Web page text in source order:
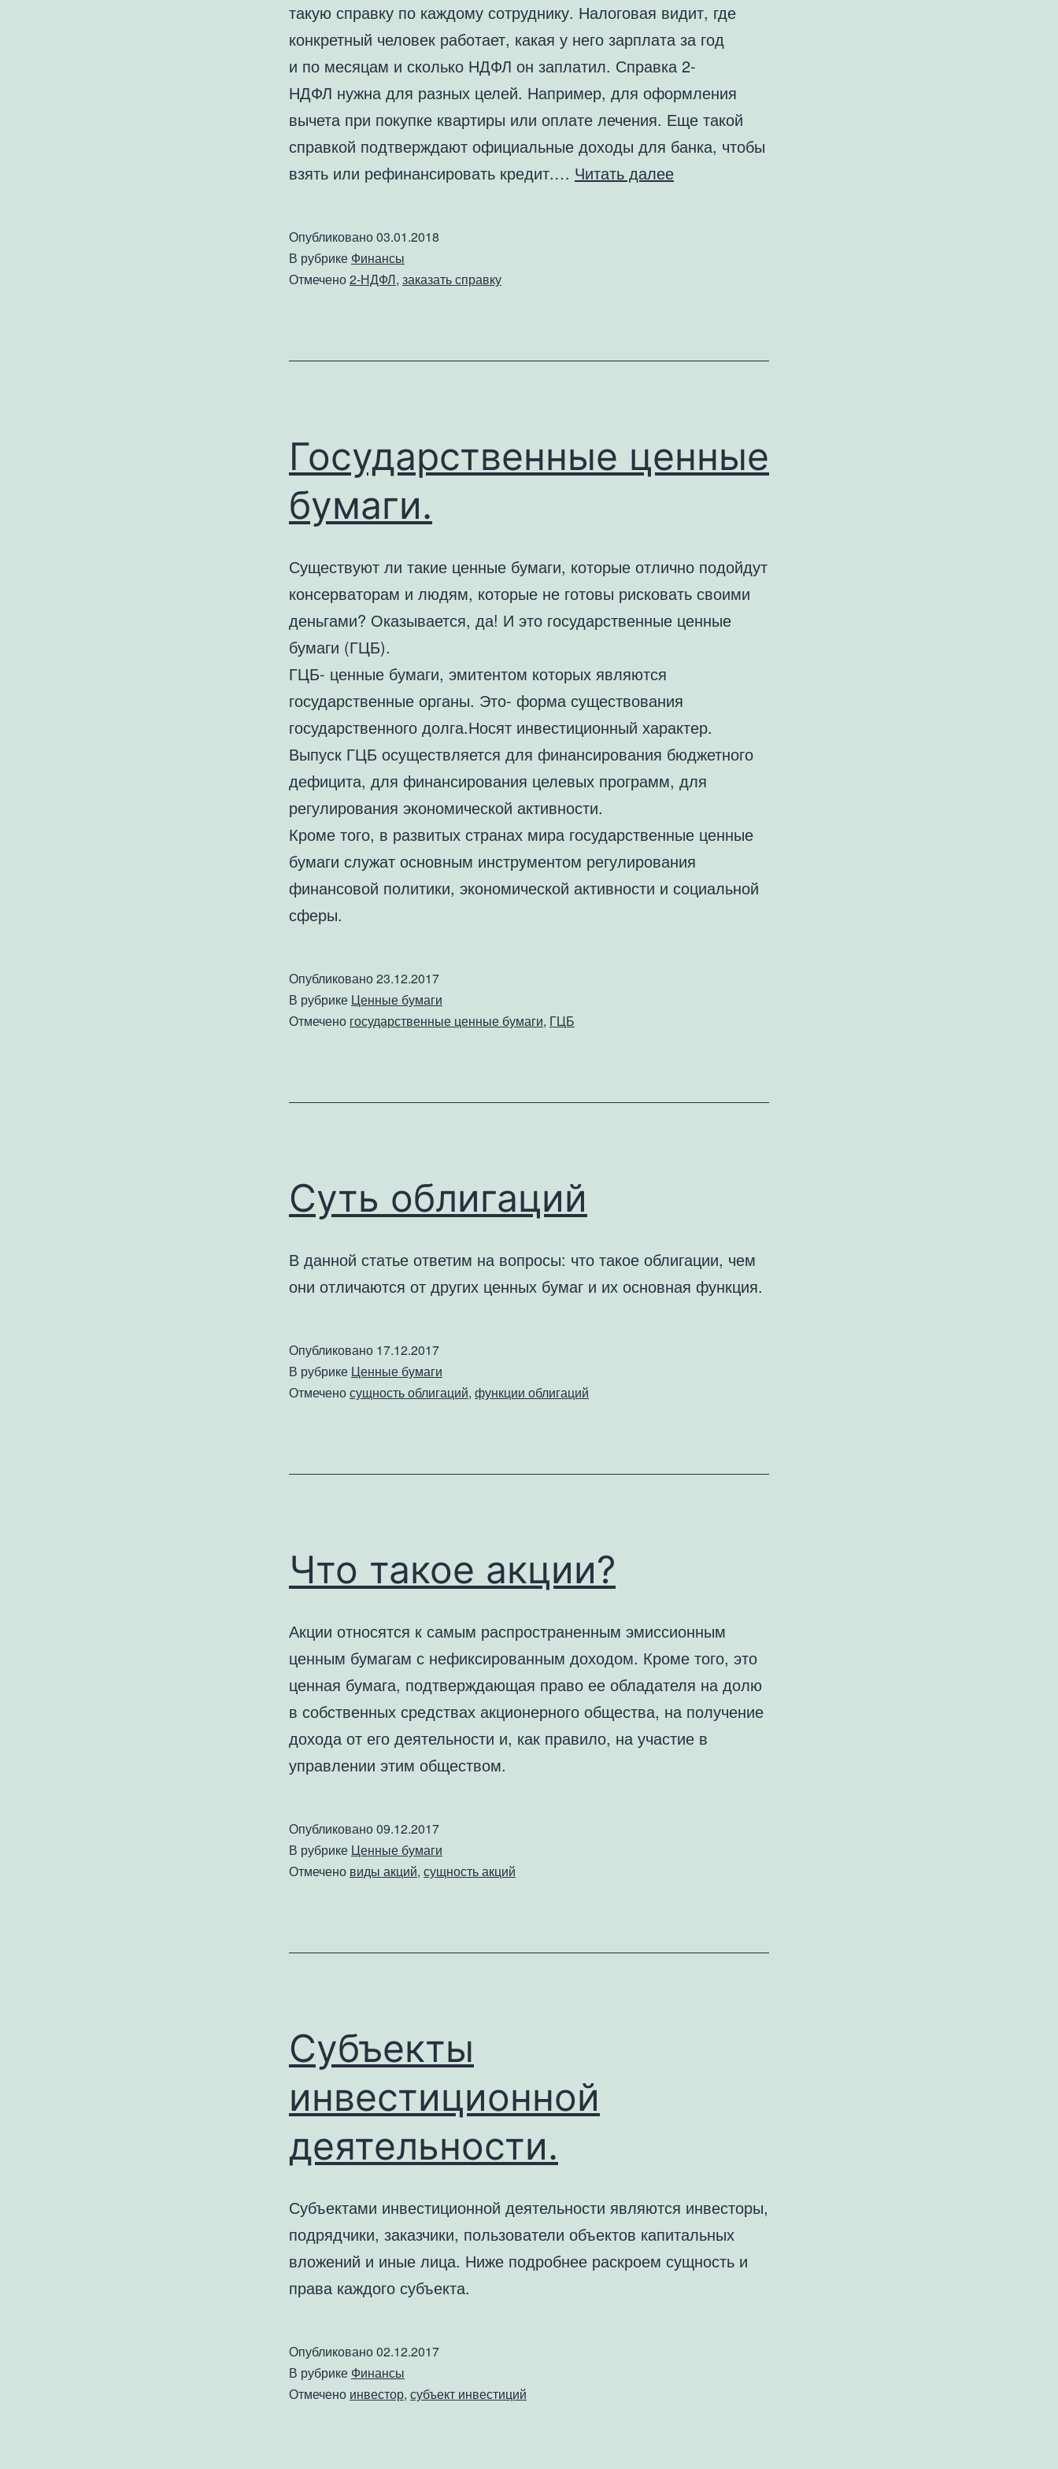
такую справку по каждому сотруднику. Налоговая видит, где
конкретный человек работает, какая у него зарплата за год
и по месяцам и сколько НДФЛ он заплатил. Справка 2-
НДФЛ нужна для разных целей. Например, для оформления
вычета при покупке квартиры или оплате лечения. Еще такой
справкой подтверждают официальные доходы для банка, чтобы
взять или рефинансировать кредит.… Читать далееСправка
Опубликовано03.01.2018
В рубрике Финансы
Отмечено2-НДФЛ, заказать справку
Государственные ценные
бумаги.
Существуют ли такие ценные бумаги, которые отлично подойдут
консерваторам и людям, которые не готовы рисковать своими
деньгами? Оказывается, да! И это государственные ценные
бумаги (ГЦБ).
ГЦБ- ценные бумаги, эмитентом которых являются
государственные органы. Это- форма существования
государственного долга.Носят инвестиционный характер.
Выпуск ГЦБ осуществляется для финансирования бюджетного
дефицита, для финансирования целевых программ, для
регулирования экономической активности.
Кроме того, в развитых странах мира государственные ценные
бумаги служат основным инструментом регулирования
финансовой политики, экономической активности и социальной
сферы.
Опубликовано23.12.2017
В рубрике Ценные бумаги
Отмечено государственные ценные бумаги, ГЦБ
Суть облигаций
В данной статье ответим на вопросы: что такое облигации, чем
они отличаются от других ценных бумаг и их основная функция.
Опубликовано 17.12.2017
В рубрике Ценные бумаги
Отмеченосущность облигаций, функции облигаций
Что такое акции?
Акции относятся к самым распространенным эмиссионным
ценным бумагам с нефиксированным доходом. Кроме того, это
ценная бумага, подтверждающая право ее обладателя на долю
в собственных средствах акционерного общества, на получение
дохода от его деятельности и, как правило, на участие в
управлении этим обществом.
Опубликовано09.12.2017
В рубрике Ценные бумаги
Отмечено виды акций, сущность акций
Субъекты
инвестиционной
деятельности.
Субъектами инвестиционной деятельности являются инвесторы,
подрядчики, заказчики, пользователи объектов капитальных
вложений и иные лица. Ниже подробнее раскроем сущность и
права каждого субъекта.
Опубликовано02.12.2017
В рубрике Финансы
Отмечено инвестор, субъект инвестиций